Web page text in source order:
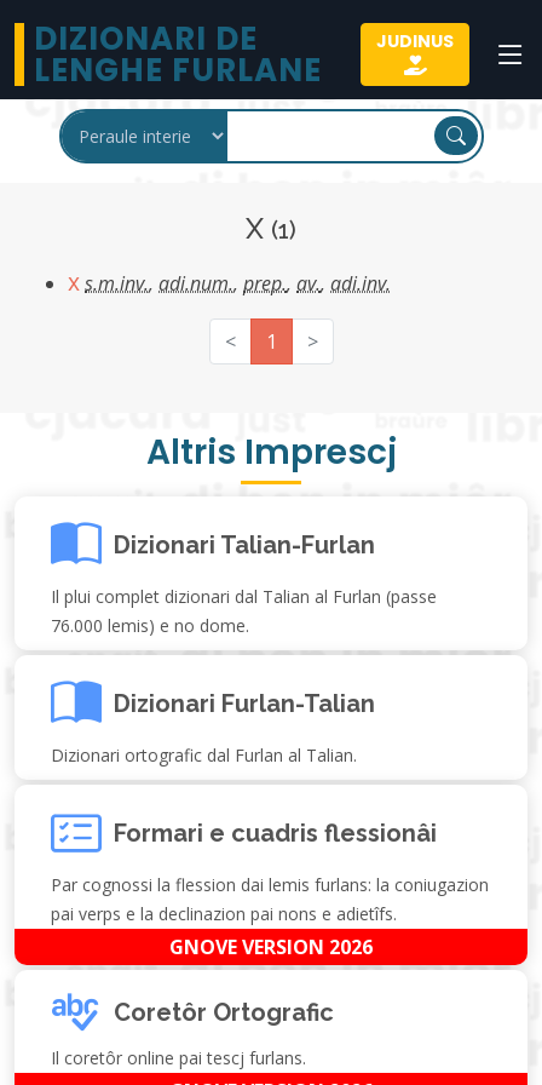
DIZIONARI DE
LENGHE FURLANE
JUDINUS
X (1)
xs.m.inv., adi.num., prep., av., adi.inv.
< 1 >
Altris Imprescj
Dizionari Talian-Furlan
Il plui complet dizionari dal Talian al Furlan (passe
76.000 lemis) e no dome.
Dizionari Furlan-Talian
Dizionari ortografic dal Furlan al Talian.
Formari e cuadris flessionâi
Par cognossi la flession dai lemis furlans: la coniugazion
pai verps e la declinazion pai nons e adietîfs.
GNOVE VERSION 2026
Coretôr Ortografic
Il coretôr online pai tescj furlans.